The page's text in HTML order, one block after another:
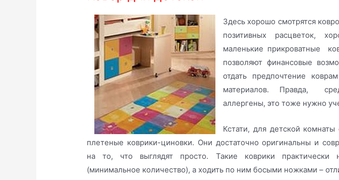
Здесь хорошо смотрятся
позитивных расцветок,
маленькие прикроватные
позволяют финансовые
отдать предпочтение
материалов. Правда,
аллергены, это тоже нужно
Кстати, для детской комнаты
плетеные коврики-циновки. Они достаточно оригинальны и
на то, что выглядят просто. Такие коврики практически
(минимальное количество), а ходить по ним босыми ножками –